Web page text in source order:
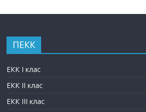
ПЕКК
ЕКК I клас
ЕКК II клас
ЕКК III клас